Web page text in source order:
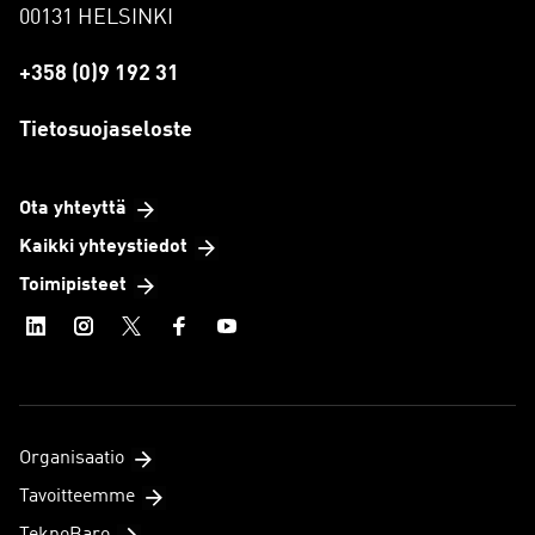
00131 HELSINKI
+358 (0)9 192 31
Tietosuojaseloste
Ota yhteyttä
Kaikki yhteystiedot
Toimipisteet
Organisaatio
Tavoitteemme